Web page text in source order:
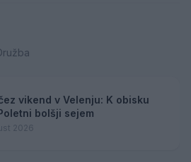
vikend v Velenju: K obisku
bolšji sejem
2026